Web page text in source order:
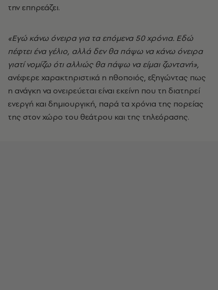
την επηρεάζει.
«Εγώ κάνω όνειρα για τα επόμενα 50 χρόνια. Εδώ
πέφτει ένα γέλιο, αλλά δεν θα πάψω να κάνω όνειρα
γιατί νομίζω ότι αλλιώς θα πάψω να είμαι ζωντανή»,
ανέφερε χαρακτηριστικά η ηθοποιός, εξηγώντας πως
η ανάγκη να ονειρεύεται είναι εκείνη που τη διατηρεί
ενεργή και δημιουργική, παρά τα χρόνια της πορείας
της στον χώρο του θεάτρου και της τηλεόρασης.